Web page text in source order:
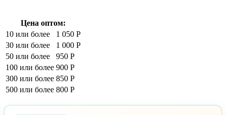
Цена оптом:
10 или более
1 050 Р
30 или более
1 000 Р
50 или более
950 Р
100 или более 900 Р
300 или более 850 Р
500 или более 800 Р